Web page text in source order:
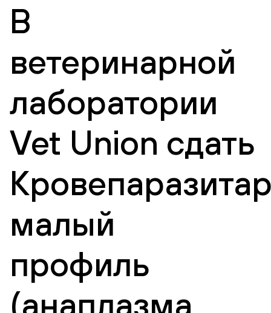
В
ветеринарной
лаборатории
Vet Union сдать
малый
профиль
(анаплазма